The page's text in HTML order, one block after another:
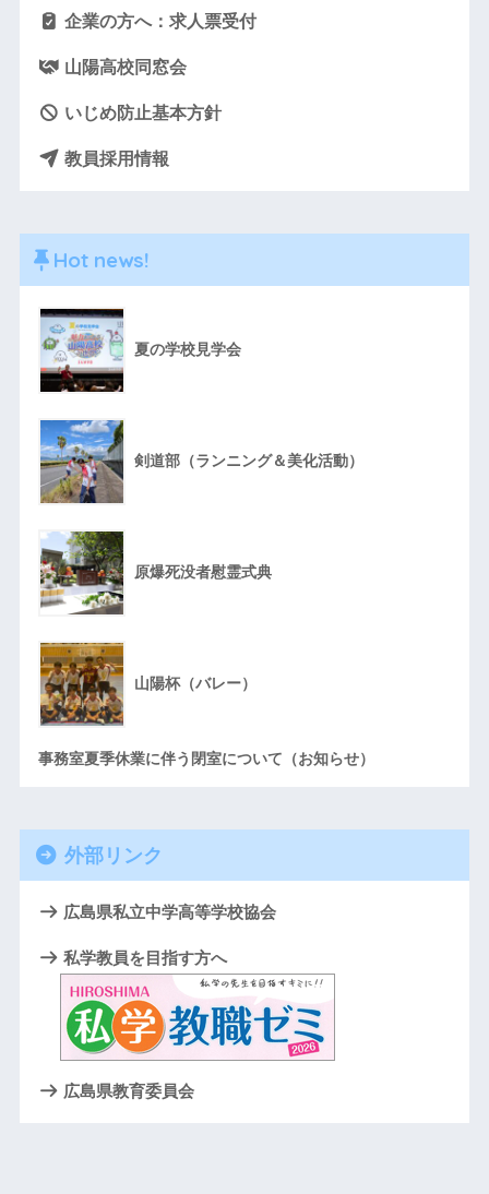
企業の方へ：求人票受付
山陽高校同窓会
いじめ防止基本方針
教員採用情報
Hot news!
夏の学校見学会
剣道部（ランニング＆美化活動）
原爆死没者慰霊式典
山陽杯（バレー）
事務室夏季休業に伴う閉室について（お知らせ）
外部リンク
広島県私立中学高等学校協会
私学教員を目指す方へ
広島県教育委員会